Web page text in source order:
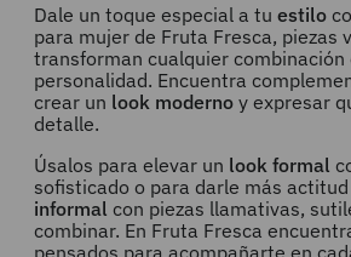
Dale un toque especial a tu estilo
para mujer de Fruta Fresca, piezas
transforman cualquier combinación
personalidad. Encuentra
crear un look modernoy expresar
detalle.
Úsalos para elevar un look formal
sofisticado o para darle más actitud
informal con piezas llamativas,
combinar. En Fruta Fresca
pensados para acompañarte en